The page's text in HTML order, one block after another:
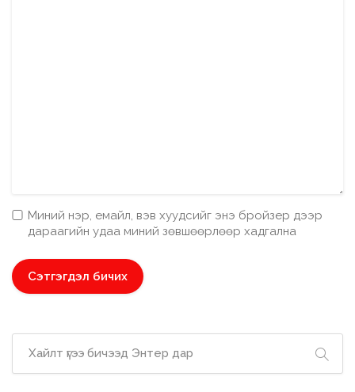
Миний нэр, емайл, вэв хуудсийг энэ бройзер дээр
дараагийн удаа миний зөвшөөрлөөр хадгална